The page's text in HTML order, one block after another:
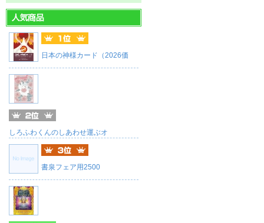
日本の神様カード（2026価
しろふわくんのしあわせ運ぶオ
書泉フェア用2500